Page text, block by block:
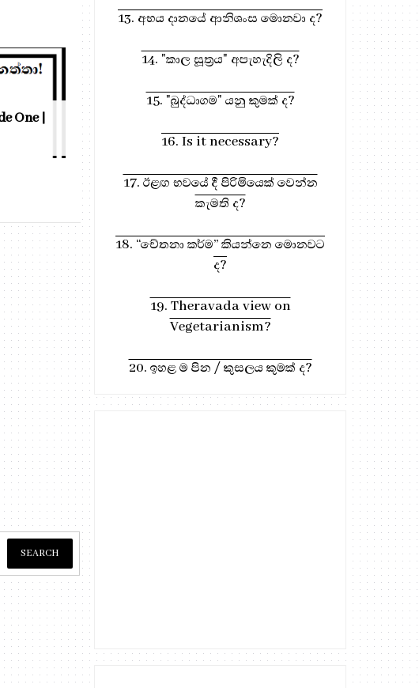
One |
358. Principal
13. අභය දානයේ ආනිශංස මොනවා ද?
14. "කාල සූත්‍රය" අපැහැදිලි ද?
15. "බුද්ධාගම" යනු කුමක් ද?
16. Is it necessary?
17. ඊළඟ භවයේ දී පිරිමියෙක් වෙන්න
කැමති ද?
18. “චේතනා කර්ම” කියන්නෙ මොනවට
ද?
19. Theravada view on
Vegetarianism?
20. ඉහළ ම පින / කුසලය කුමක් ද?